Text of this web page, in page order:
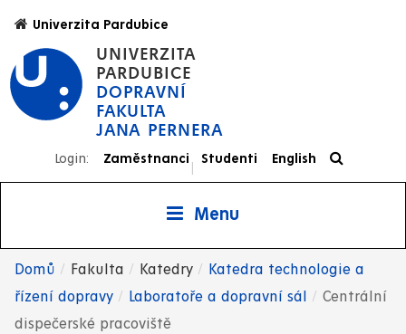
hlavnímu
obsahu
UNIVERZITA
PARDUBICE
DOPRAVNÍ
FAKULTA
JANA PERNERA
Univerzita Pardubice
Login: Zaměstnanci
|
Studenti English
Menu
Drobečková
Domů Fakulta Katedry
Katedra technologie a
řízení dopravy
Laboratoře a dopravní sál
Centrální
dispečerské pracoviště